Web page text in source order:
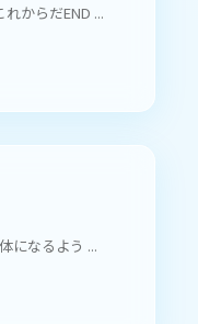
からだEND ...
になるよう ...